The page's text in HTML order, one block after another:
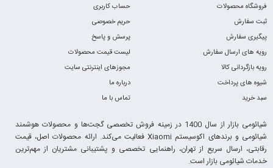
فروشگاه محصولات
ثبت سفارش
پیگیری سفارش
رویه های ارسال سفارش
رویه بازگردانی کالا
شیوه های پرداخت
سبد خرید
حساب کاربری
حریم خصوصی
پرسش و پاسخ
لیست قیمت محصولات
مجوزهای اینترنتی سایت
درباره ما
تماس با ما
شیائومی بازار از سال 1400 در زمینه فروش تخصصی گجت‌ها و محصولات هوشمند
شیائومی و برندهای اکوسیستم Xiaomi فعالیت می‌کند. ارائه محصولات اصل، قیمت
رقابتی، ارسال سریع از تهران، راهنمایی تخصصی و پشتیبانی مشتریان از مهم‌ترین
خدمات شیائومی بازار است.